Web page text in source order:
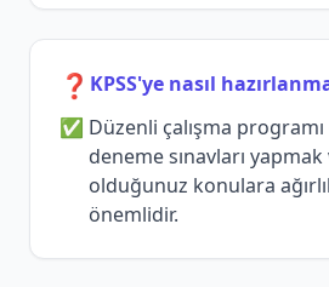
❓ KPSS'ye nasıl
Düzenli çalışma
deneme sınavları yapmak
olduğunuz konulara
önemlidir.